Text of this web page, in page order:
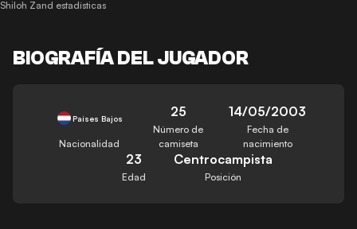
Shiloh Zand estadísticas
BIOGRAFÍA DEL JUGADOR
Países Bajos
Nacionalidad
25
Número de
camiseta
14/05/2003
Fecha de
nacimiento
23
Edad
Centrocampista
Posición